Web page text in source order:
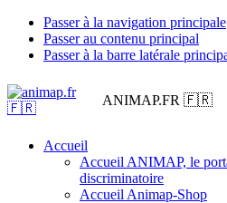
Passer à la navigation principale
Passer au contenu principal
Passer à la barre latérale
ANIMAP.FR 🇫🇷
Accueil
Accueil ANIMAP, le
discriminatoire
Accueil Animap-Shop